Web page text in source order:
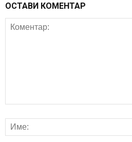
ОСТАВИ КОМЕНТАР